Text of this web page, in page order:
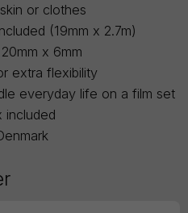
or clothes
(19mm x 2.7m)
x 6mm
extra flexibility
everyday life on a film set
included